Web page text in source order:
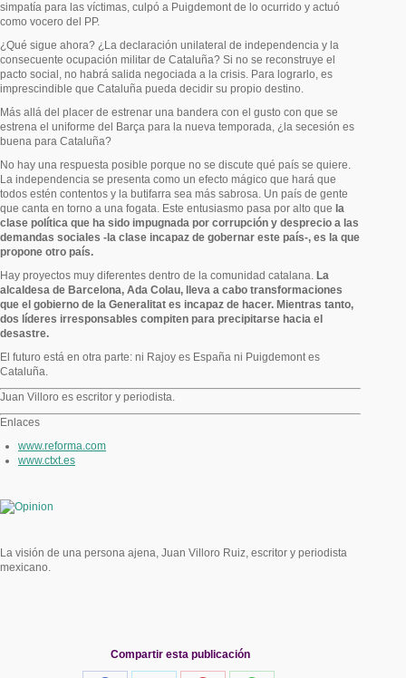
simpatía para las víctimas, culpó a Puigdemont de lo ocurrido y actuó
como vocero del PP.
¿Qué sigue ahora? ¿La declaración unilateral de independencia y la
consecuente ocupación militar de Cataluña? Si no se reconstruye el
pacto social, no habrá salida negociada a la crisis. Para lograrlo, es
imprescindible que Cataluña pueda decidir su propio destino.
Más allá del placer de estrenar una bandera con el gusto con que se
estrena el uniforme del Barça para la nueva temporada, ¿la secesión es
buena para Cataluña?
No hay una respuesta posible porque no se discute qué país se quiere.
La independencia se presenta como un efecto mágico que hará que
todos estén contentos y la butifarra sea más sabrosa. Un país de gente
que canta en torno a una fogata. Este entusiasmo pasa por alto que la
clase política que ha sido impugnada por corrupción y desprecio a las
demandas sociales -la clase incapaz de gobernar este país-, es la que
propone otro país.
Hay proyectos muy diferentes dentro de la comunidad catalana. La
alcaldesa de Barcelona, Ada Colau, lleva a cabo transformaciones
que el gobierno de la Generalitat es incapaz de hacer. Mientras tanto,
dos líderes irresponsables compiten para precipitarse hacia el
desastre.
El futuro está en otra parte: ni Rajoy es España ni Puigdemont es
Cataluña.
Juan Villoro es escritor y periodista.
Enlaces
www.reforma.com
www.ctxt.es
La visión de una persona ajena, Juan Villoro Ruiz, escritor y periodista
mexicano.
Compartir esta publicación